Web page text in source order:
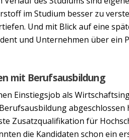
im Studium besser zu
Und mit Blick auf eine
und Unternehmen über
mit Berufsausbildung
Einstiegsjob als
abgeschlossen
Zusatzqualifikation für
die Kandidaten schon ein